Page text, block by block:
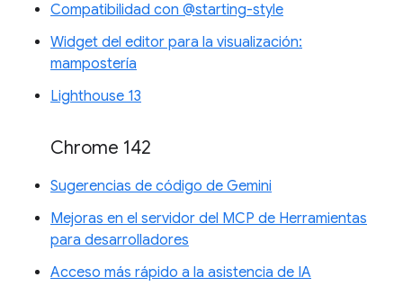
Compatibilidad con @starting-style
Widget del editor para la visualización:
mampostería
Lighthouse 13
Chrome 142
Sugerencias de código de Gemini
Mejoras en el servidor del MCP de Herramientas
para desarrolladores
Acceso más rápido a la asistencia de IA